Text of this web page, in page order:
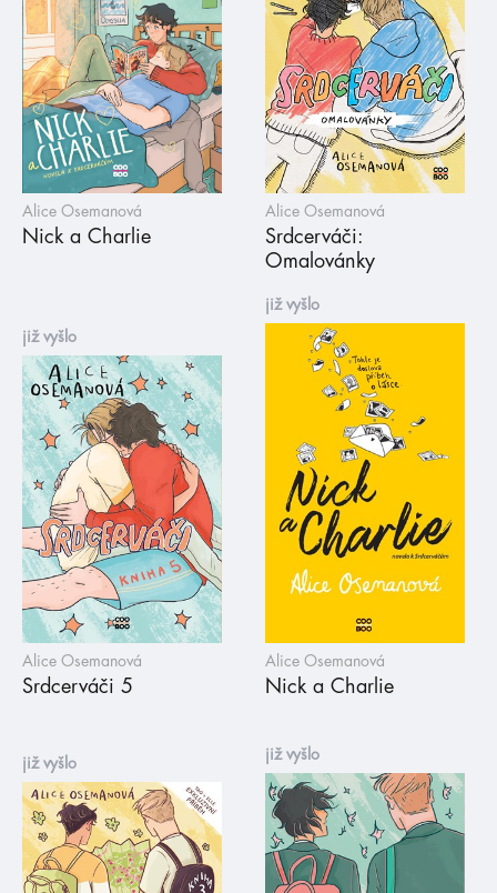
Alice Osemanová
Nick a Charlie
Alice Osemanová
Srdcerváči:
Omalovánky
již vyšlo
Alice Osemanová
Srdcerváči 5
již vyšlo
Alice Osemanová
Nick a Charlie
již vyšlo
již vyšlo